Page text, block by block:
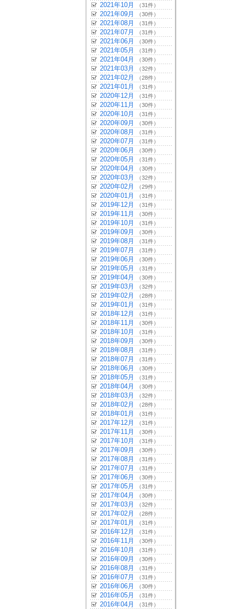
2021年10月 （31件）
2021年09月 （30件）
2021年08月 （31件）
2021年07月 （31件）
2021年06月 （30件）
2021年05月 （31件）
2021年04月 （30件）
2021年03月 （32件）
2021年02月 （28件）
2021年01月 （31件）
2020年12月 （31件）
2020年11月 （30件）
2020年10月 （31件）
2020年09月 （30件）
2020年08月 （31件）
2020年07月 （31件）
2020年06月 （30件）
2020年05月 （31件）
2020年04月 （30件）
2020年03月 （32件）
2020年02月 （29件）
2020年01月 （31件）
2019年12月 （31件）
2019年11月 （30件）
2019年10月 （31件）
2019年09月 （30件）
2019年08月 （31件）
2019年07月 （31件）
2019年06月 （30件）
2019年05月 （31件）
2019年04月 （30件）
2019年03月 （32件）
2019年02月 （28件）
2019年01月 （31件）
2018年12月 （31件）
2018年11月 （30件）
2018年10月 （31件）
2018年09月 （30件）
2018年08月 （31件）
2018年07月 （31件）
2018年06月 （30件）
2018年05月 （31件）
2018年04月 （30件）
2018年03月 （32件）
2018年02月 （28件）
2018年01月 （31件）
2017年12月 （31件）
2017年11月 （30件）
2017年10月 （31件）
2017年09月 （30件）
2017年08月 （31件）
2017年07月 （31件）
2017年06月 （30件）
2017年05月 （31件）
2017年04月 （30件）
2017年03月 （32件）
2017年02月 （28件）
2017年01月 （31件）
2016年12月 （31件）
2016年11月 （30件）
2016年10月 （31件）
2016年09月 （30件）
2016年08月 （31件）
2016年07月 （31件）
2016年06月 （30件）
2016年05月 （31件）
2016年04月 （31件）